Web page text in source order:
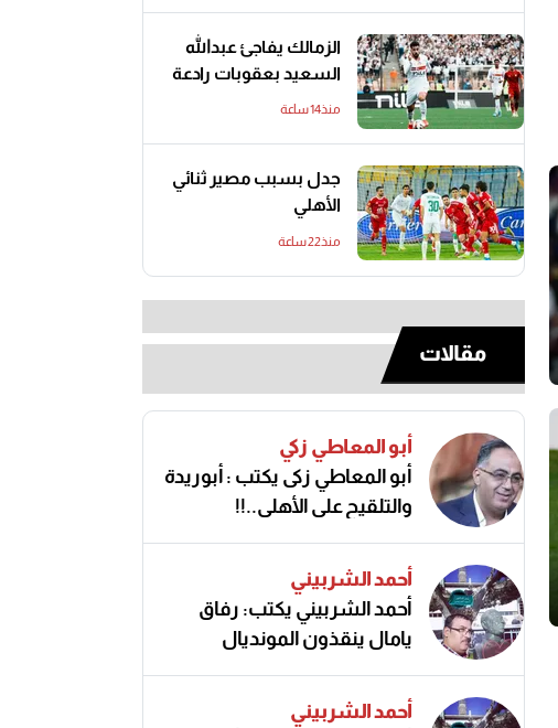
الزمالك يفاجئ عبدالله
السعيد بعقوبات رادعة
منذ14 ساعة
جدل بسبب مصير ثنائي
الأهلي
منذ22 ساعة
مقالات
أبو المعاطي زكي
أبو المعاطي زكى يكتب : أبوريدة
والتلقيح على الأهلى..!!
أحمد الشربيني
أحمد الشربيني يكتب: رفاق
يامال ينقذون المونديال
أحمد الشربيني